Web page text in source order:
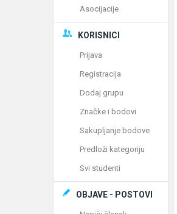
Asocijacije
KORISNICI
Prijava
Registracija
Dodaj grupu
Značke i bodovi
Sakupljanje bodove
Predloži kategoriju
Svi studenti
OBJAVE - POSTOVI